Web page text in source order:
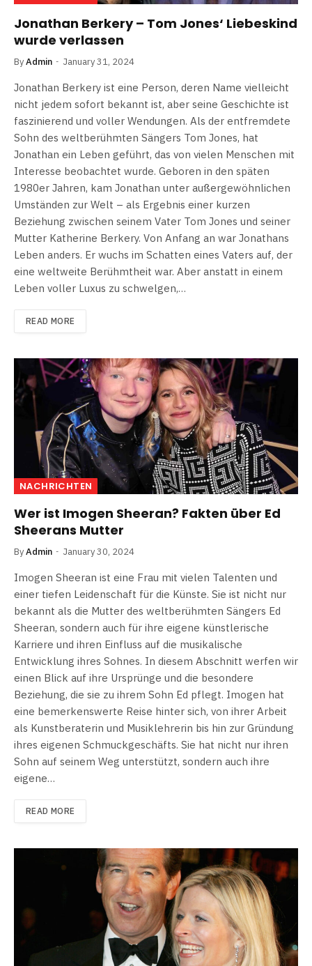
Jonathan Berkery – Tom Jones‘ Liebeskind
wurde verlassen
ByAdmin January 31, 2024
Jonathan Berkery ist eine Person, deren Name vielleicht
nicht jedem sofort bekannt ist, aber seine Geschichte ist
faszinierend und voller Wendungen. Als der entfremdete
Sohn des weltberühmten Sängers Tom Jones, hat
Jonathan ein Leben geführt, das von vielen Menschen mit
Interesse beobachtet wurde. Geboren in den späten
1980er Jahren, kam Jonathan unter außergewöhnlichen
Umständen zur Welt – als Ergebnis einer kurzen
Beziehung zwischen seinem Vater Tom Jones und seiner
Mutter Katherine Berkery. Von Anfang an war Jonathans
Leben anders. Er wuchs im Schatten eines Vaters auf, der
eine weltweite Berühmtheit war. Aber anstatt in einem
Leben voller Luxus zu schwelgen,…
READ MORE
NACHRICHTEN
Wer ist Imogen Sheeran? Fakten über Ed
Sheerans Mutter
ByAdmin January 30, 2024
Imogen Sheeran ist eine Frau mit vielen Talenten und
einer tiefen Leidenschaft für die Künste. Sie ist nicht nur
bekannt als die Mutter des weltberühmten Sängers Ed
Sheeran, sondern auch für ihre eigene künstlerische
Karriere und ihren Einfluss auf die musikalische
Entwicklung ihres Sohnes. In diesem Abschnitt werfen wir
einen Blick auf ihre Ursprünge und die besondere
Beziehung, die sie zu ihrem Sohn Ed pflegt. Imogen hat
eine bemerkenswerte Reise hinter sich, von ihrer Arbeit
als Kunstberaterin und Musiklehrerin bis hin zur Gründung
ihres eigenen Schmuckgeschäfts. Sie hat nicht nur ihren
Sohn auf seinem Weg unterstützt, sondern auch ihre
eigene…
READ MORE